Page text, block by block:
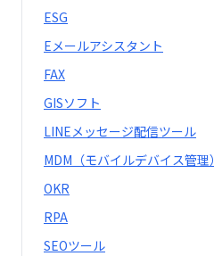
ESG
Eメールアシスタント
FAX
GISソフト
LINEメッセージ配信ツール
MDM（モバイルデバイス管理）
OKR
RPA
SEOツール